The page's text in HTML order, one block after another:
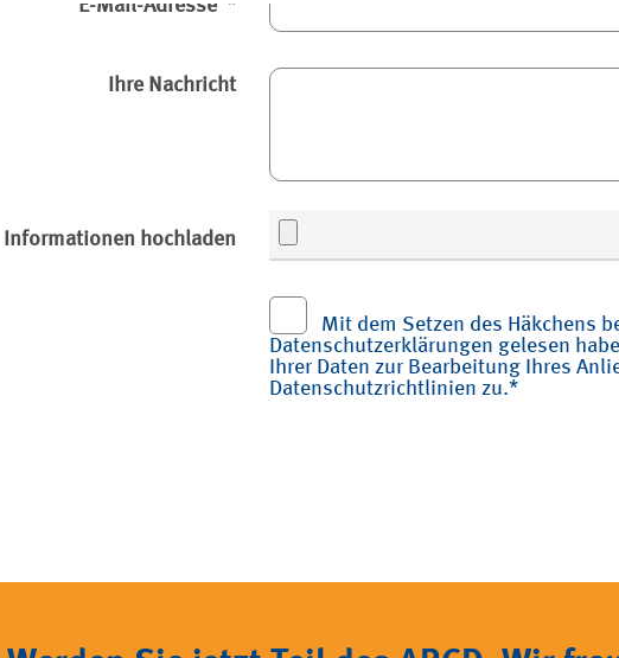
E-Mail-Adresse
Ihre Nachricht
Informationen hochladen
Mit dem Setzen des Häkchens
Datenschutzerklärungen gelesen
Ihrer Daten zur Bearbeitung Ihres
Datenschutzrichtlinien zu.*